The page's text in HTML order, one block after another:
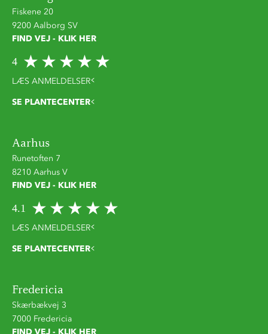
Fiskene 20
9200 Aalborg SV
FIND VEJ - KLIK HER
4
LÆS ANMELDELSER
SE PLANTECENTER
Aarhus
Runetoften 7
8210 Aarhus V
FIND VEJ - KLIK HER
4.1
LÆS ANMELDELSER
SE PLANTECENTER
Fredericia
Skærbækvej 3
7000 Fredericia